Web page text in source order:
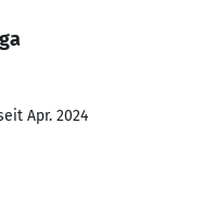
Apr. 2024